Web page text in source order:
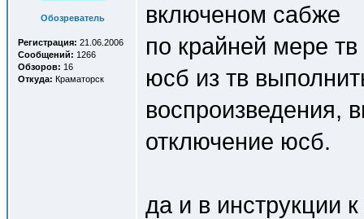
Обозреватель
Регистрация: 21.06.2006
Сообщений: 1266
Обзоров: 16
Откуда: Краматорск
включеном сабже
по крайней мере
юсб из тв
воспроизведения,
отключение юсб.
да и в инструкции